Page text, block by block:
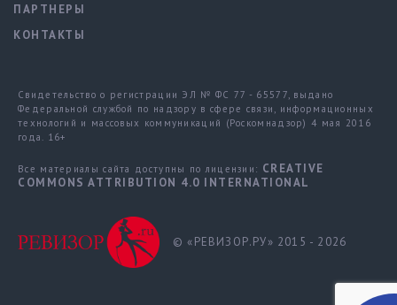
ПАРТНЕРЫ
КОНТАКТЫ
Свидетельство о регистрации ЭЛ № ФС 77 - 65577, выдано
Федеральной службой по надзору в сфере связи, информационных
технологий и массовых коммуникаций (Роскомнадзор) 4 мая 2016
года. 16+
Все материалы сайта доступны по лицензии: CREATIVE
COMMONS ATTRIBUTION 4.0 INTERNATIONAL
© «РЕВИЗОР.РУ» 2015 - 2026